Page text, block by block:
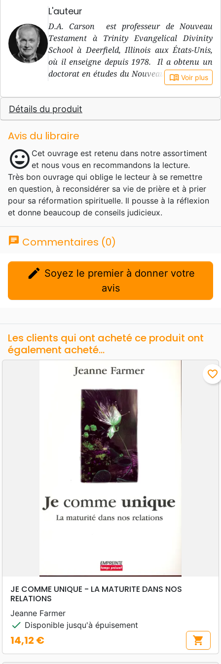
L'auteur
D.A. Carson est professeur de Nouveau
Testament à Trinity Evangelical Divinity
School à Deerfield, Illinois aux États-Unis,
où il enseigne depuis 1978. Il a obtenu un
doctorat en études du Nouveau Testament à
l’Université de Cambridge. Conférencier très
actif, il a également écrit ou supervisé la
rédaction de plus de 45 ouvrages. Avec
Timothy Keller, il a fondé le mouvement de
la Gospel Coalition (cf. Évangile 21). Père
son épouse Joy.
book_open Voir plus
Détails du produit
Avis du libraire
mood Cet ouvrage est retenu dans notre assortiment
et nous vous en recommandons la lecture.
Très bon ouvrage qui oblige le lecteur à se remettre
en question, à reconsidérer sa vie de prière et à prier
pour sa réformation spirituelle. Il pousse à la réflexion
et donne beaucoup de conseils judicieux.
chat Commentaires (0)
edit
avis
Les clients qui ont acheté ce produit ont
également acheté...
favorite_border
JE COMME UNIQUE - LA MATURITE DANS NOS
RELATIONS
Jeanne Farmer
check Disponible jusqu'à épuisement
Prix
14,12 € shopping_cart